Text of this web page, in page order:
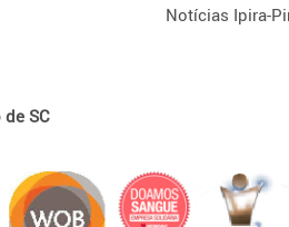
Notícias Ipira-
SC